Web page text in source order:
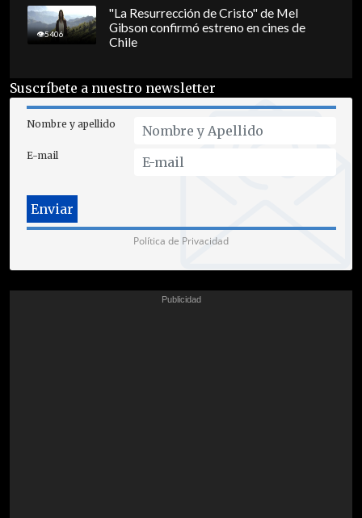
5406
"La Resurrección de Cristo" de Mel
Gibson confirmó estreno en cines de
Chile
Suscríbete a nuestro newsletter
Nombre y apellido
E-mail
Política de Privacidad